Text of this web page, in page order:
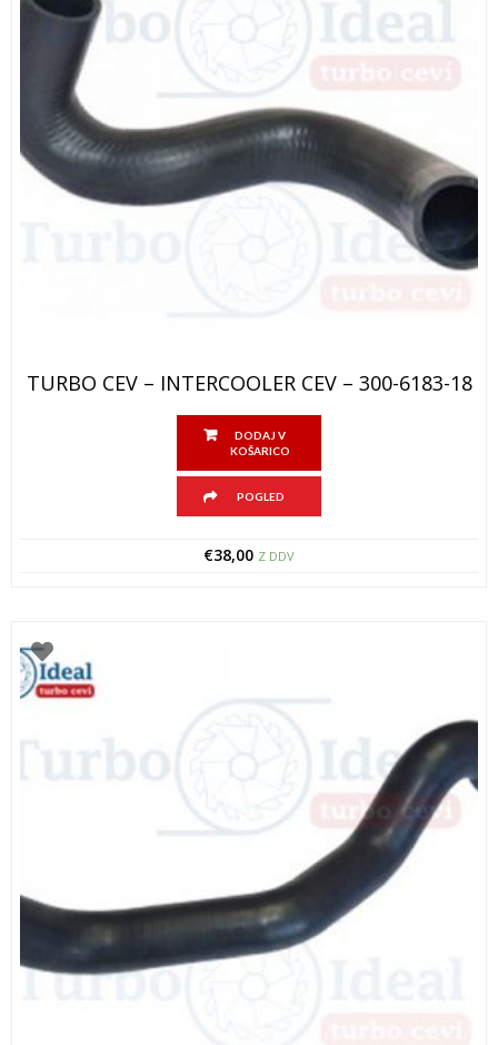
TURBO CEV – INTERCOOLER CEV – 300-6183-18
DODAJ V
KOŠARICO
POGLED
€38,00 Z DDV